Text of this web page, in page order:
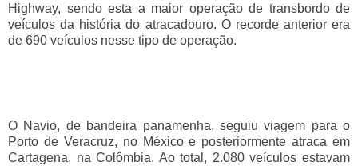
Highway, sendo esta a maior operação de transbordo de
veículos da história do atracadouro. O recorde anterior era
de 690 veículos nesse tipo de operação.
O Navio, de bandeira panamenha, seguiu viagem para o
Porto de Veracruz, no México e posteriormente atraca em
Cartagena, na Colômbia. Ao total, 2.080 veículos estavam